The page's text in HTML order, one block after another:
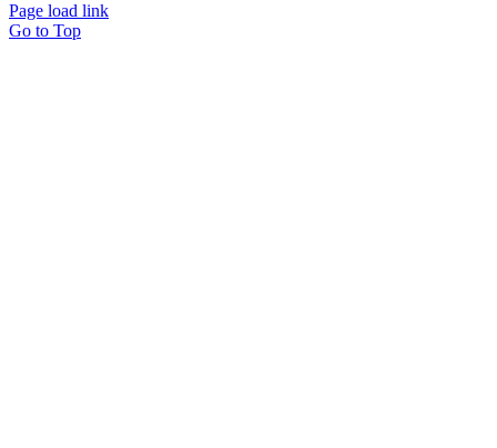
Page load link
Go to Top